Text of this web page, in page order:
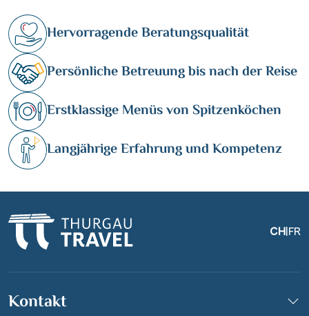
Hervorragende Beratungsqualität
Persönliche Betreuung bis nach der Reise
Erstklassige Menüs von Spitzenköchen
Langjährige Erfahrung und Kompetenz
CH|FR
Kontakt